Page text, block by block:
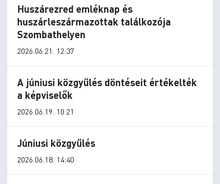
Huszárezred emléknap és
huszárleszármazottak találkozója
Szombathelyen
2026.06.21. 12:37
A júniusi közgyűlés döntéseit értékelték
a képviselők
2026.06.19. 10:21
Júniusi közgyűlés
2026.06.18. 14:40